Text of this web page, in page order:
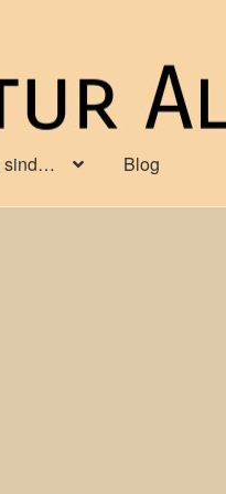
sind… Blog